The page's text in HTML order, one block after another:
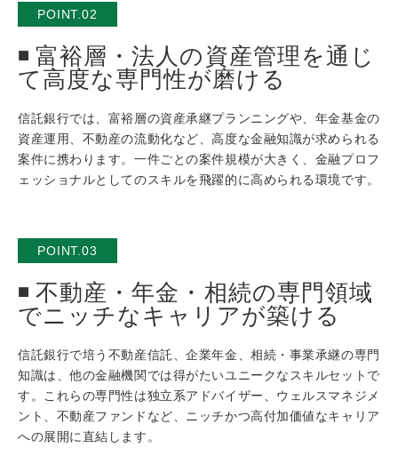
POINT.02
富裕層・法人の資産管理を通じ
て高度な専門性が磨ける
信託銀行では、富裕層の資産承継プランニングや、年金基金の
資産運用、不動産の流動化など、高度な金融知識が求められる
案件に携わります。一件ごとの案件規模が大きく、金融プロフ
ェッショナルとしてのスキルを飛躍的に高められる環境です。
POINT.03
不動産・年金・相続の専門領域
でニッチなキャリアが築ける
信託銀行で培う不動産信託、企業年金、相続・事業承継の専門
知識は、他の金融機関では得がたいユニークなスキルセットで
す。これらの専門性は独立系アドバイザー、ウェルスマネジメ
ント、不動産ファンドなど、ニッチかつ高付加価値なキャリア
への展開に直結します。